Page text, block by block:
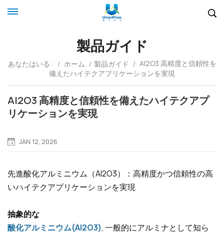
製品ガイド
あなたはいる : / ホーム / 製品ガイド / Al2O3 高精度と信頼性を
備えたハイテクアプリケーションを実現
Al2O3 高精度と信頼性を備えたハイテクアプ
リケーションを実現
JAN 12, 2026
先進酸化アルミニウム（Al2O3）：高精度かつ信頼性の高
いハイテクアプリケーションを実現
抽象的な
酸化アルミニウム(Al2O3), 一般的にアルミナとして知ら